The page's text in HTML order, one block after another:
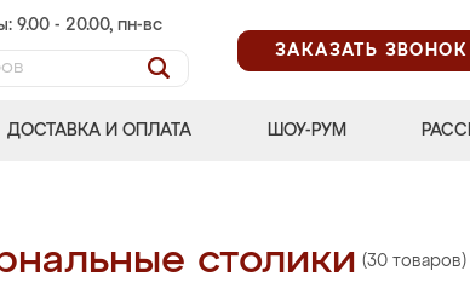
9.00 - 20.00, пн-вс
ЗАКАЗАТЬ ЗВОНОК
ДОСТАВКА И ОПЛАТА ШОУ-РУМ
столики (30 товаров)